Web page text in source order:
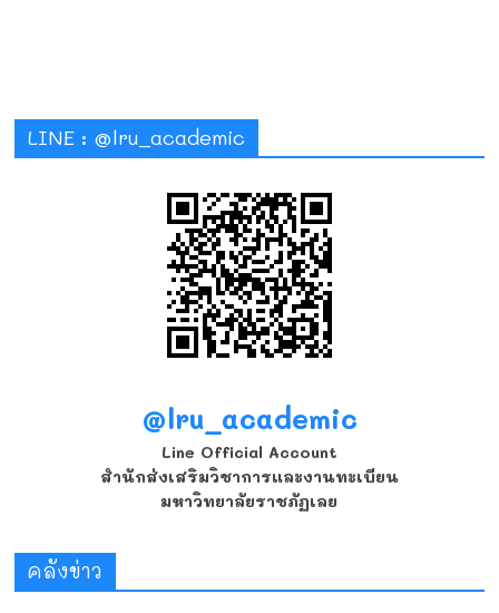
LINE : @lru_academic
@lru_academic
Line Official Account
สำนักส่งเสริมวิชาการและงานทะเบียน
มหาวิทยาลัยราชภัฏเลย
คลังข่าว